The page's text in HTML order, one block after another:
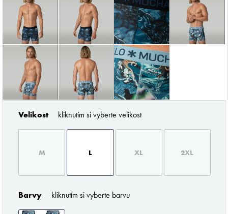
Velikost kliknutím si vyberte velikost
M L XL 2XL
Barvy kliknutím si vyberte barvu
ZNAČKY PODLE BUTLERA
Z profesionálního úhlu pohledu musím říci